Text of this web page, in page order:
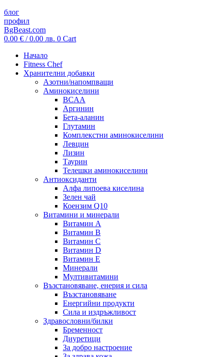
блог
профил
BgBeast.com
0.00 € / 0.00 лв. 0 Cart
Начало
Fitness Chef
Хранителни добавки
Азотни/напомпващи
Аминокиселини
BCAA
Аргинин
Бета-аланин
Глутамин
Комплекстни аминокиселини
Левцин
Лизин
Таурин
Телешки аминокиселини
Антиоксиданти
Алфа липоева киселина
Зелен чай
Коензим Q10
Витамини и минерали
Витамин А
Витамин B
Витамин C
Витамин D
Витамин E
Минерали
Мултивитамини
Възстановяване, енерия и сила
Възстановяване
Енергийни продукти
Сила и издръжливост
Здравословни/билки
Бременност
Диуретици
За добро настроение